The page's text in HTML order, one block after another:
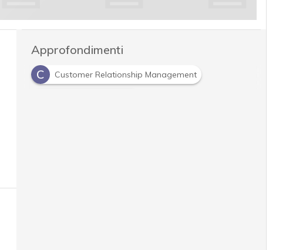
Approfondimenti
C
Customer Relationship Management